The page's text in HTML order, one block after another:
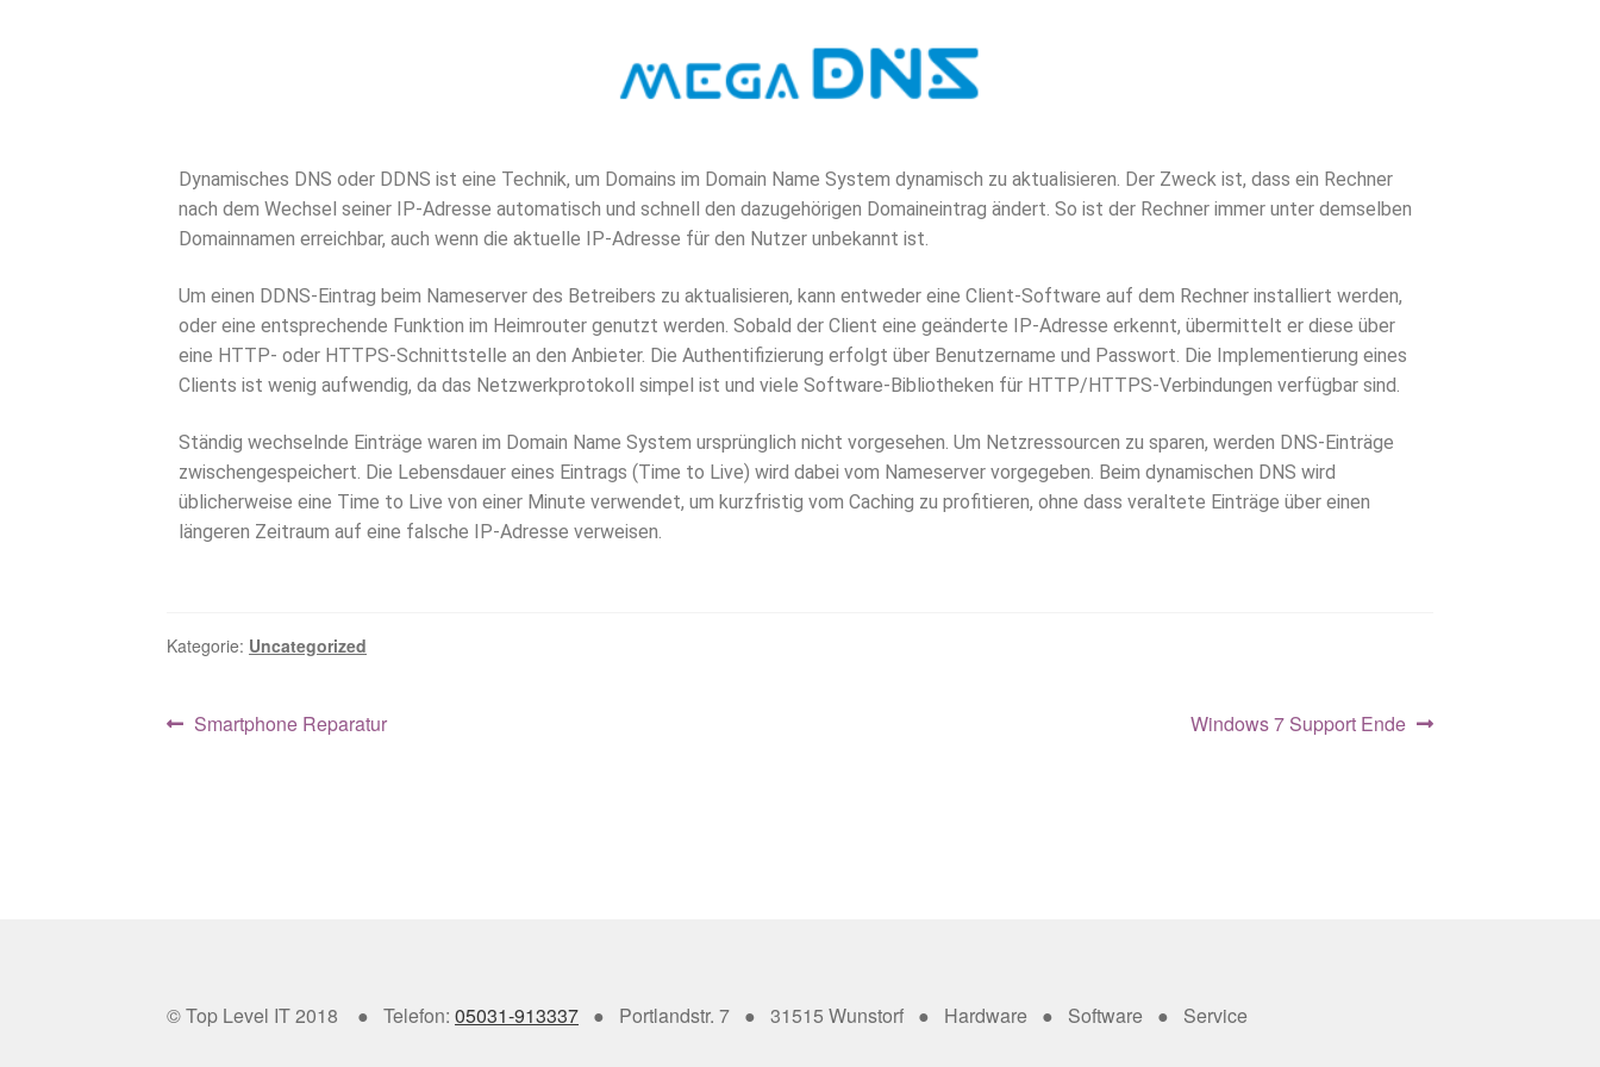
Dynamisches DNS oder DDNS ist eine Technik, um Domains im Domain Name System dynamisch zu aktualisieren. Der Zweck ist, dass ein Rechner
nach dem Wechsel seiner IP-Adresse automatisch und schnell den dazugehörigen Domaineintrag ändert. So ist der Rechner immer unter demselben
Domainnamen erreichbar, auch wenn die aktuelle IP-Adresse für den Nutzer unbekannt ist.
Um einen DDNS-Eintrag beim Nameserver des Betreibers zu aktualisieren, kann entweder eine Client-Software auf dem Rechner installiert werden,
oder eine entsprechende Funktion im Heimrouter genutzt werden. Sobald der Client eine geänderte IP-Adresse erkennt, übermittelt er diese über
eine HTTP- oder HTTPS-Schnittstelle an den Anbieter. Die Authentifizierung erfolgt über Benutzername und Passwort. Die Implementierung eines
Clients ist wenig aufwendig, da das Netzwerkprotokoll simpel ist und viele Software-Bibliotheken für HTTP/HTTPS-Verbindungen verfügbar sind.
Ständig wechselnde Einträge waren im Domain Name System ursprünglich nicht vorgesehen. Um Netzressourcen zu sparen, werden DNS-Einträge
zwischengespeichert. Die Lebensdauer eines Eintrags (Time to Live) wird dabei vom Nameserver vorgegeben. Beim dynamischen DNS wird
üblicherweise eine Time to Live von einer Minute verwendet, um kurzfristig vom Caching zu profitieren, ohne dass veraltete Einträge über einen
längeren Zeitraum auf eine falsche IP-Adresse verweisen.
Kategorie: Uncategorized
Smartphone Reparatur Windows 7 Support Ende
© Top Level IT 2018 ● Telefon:05031-913337 ● Portlandstr. 7 ● 31515 Wunstorf ● Hardware ● Software ● Service